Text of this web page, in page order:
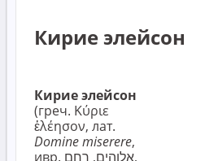
Кирие элейсон
Кирие элейсон
(греч. Κύριε
ἐλέησον, лат.
Domine miserere,
ивр. ‏אלוהים, רחם,